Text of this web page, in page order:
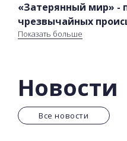
«Затерянный мир» -
чрезвычайных
последствия,
Ведущий
Сухенкорасскажет
ставших невольно
плохие ситуации своей
Показать больше
Новости
Все новости